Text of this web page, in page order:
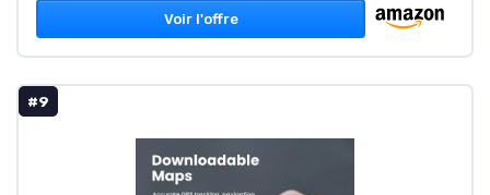
Voir l'offre
#9